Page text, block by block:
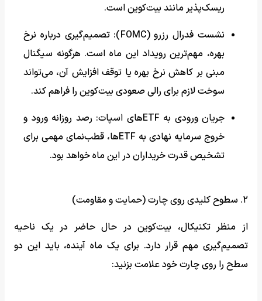
ریسک‌پذیر مانند بیت‌کوین است.
نشست فدرال رزرو (FOMC): تصمیم‌گیری درباره نرخ
بهره، مهم‌ترین رویداد این ماه است. هرگونه سیگنال
مبنی بر کاهش نرخ بهره یا توقف افزایش آن، می‌تواند
سوخت لازم برای رالی صعودی بیت‌کوین را فراهم کند.
جریان ورودی به ETFهای اسپات: رصد روزانه ورود و
خروج سرمایه نهادی به ETFها، قطب‌نمای مهمی برای
تشخیص قدرت خریداران در این ماه خواهد بود.
۲. سطوح کلیدی روی چارت (حمایت و مقاومت)
از منظر تکنیکال، بیت‌کوین در حال حاضر در یک ناحیه
تصمیم‌گیری مهم قرار دارد. برای یک ماه آینده، باید این دو
سطح را روی چارت خود علامت بزنید: